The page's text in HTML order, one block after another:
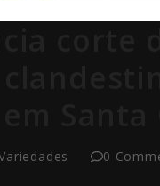
0